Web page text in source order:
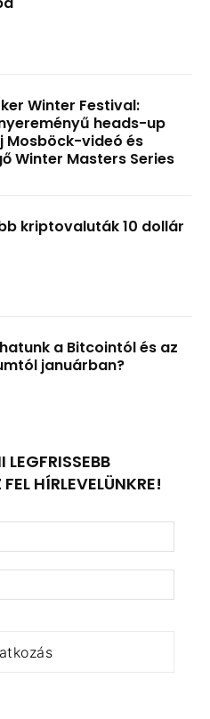
Winter Festival:
heads-up
Mosböck-videó és
Winter Masters Series
kriptovaluták 10 dollár
a Bitcointól és az
januárban?
LEGFRISSEBB
HÍRLEVELÜNKRE!